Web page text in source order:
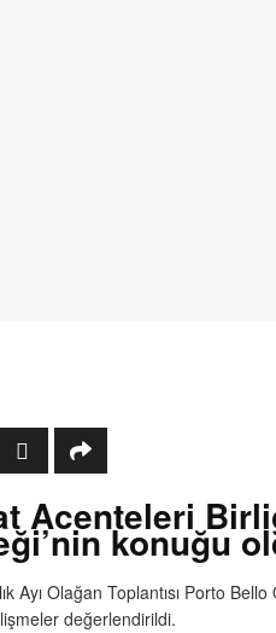
Acenteleri
konuğu
Ayı Olağan Toplantısı Porto
değerlendirildi.